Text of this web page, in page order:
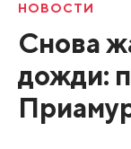
НОВОСТИ
Снова
дожди: